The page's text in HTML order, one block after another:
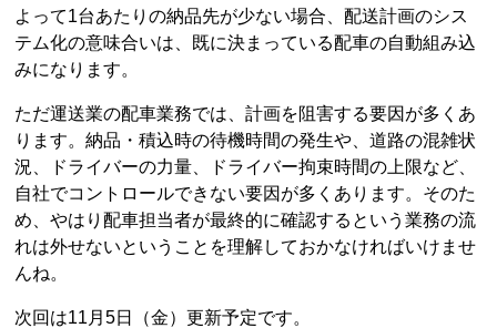
よって1台あたりの納品先が少ない場合、配送計画のシス
テム化の意味合いは、既に決まっている配車の自動組み込
みになります。
ただ運送業の配車業務では、計画を阻害する要因が多くあ
ります。納品・積込時の待機時間の発生や、道路の混雑状
況、ドライバーの力量、ドライバー拘束時間の上限など、
自社でコントロールできない要因が多くあります。そのた
め、やはり配車担当者が最終的に確認するという業務の流
れは外せないということを理解しておかなければいけませ
んね。
次回は11月5日（金）更新予定です。